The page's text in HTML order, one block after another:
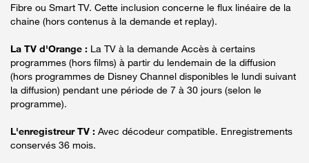
Fibre ou Smart TV. Cette inclusion concerne le flux linéaire de la
chaine (hors contenus à la demande et replay).
La TV d'Orange : La TV à la demande Accès à certains
programmes (hors films) à partir du lendemain de la diffusion
(hors programmes de Disney Channel disponibles le lundi suivant
la diffusion) pendant une période de 7 à 30 jours (selon le
programme).
L'enregistreur TV : Avec décodeur compatible. Enregistrements
conservés 36 mois.